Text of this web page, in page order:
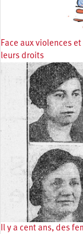
Face aux violences
leurs droits
Il y a cent ans, des